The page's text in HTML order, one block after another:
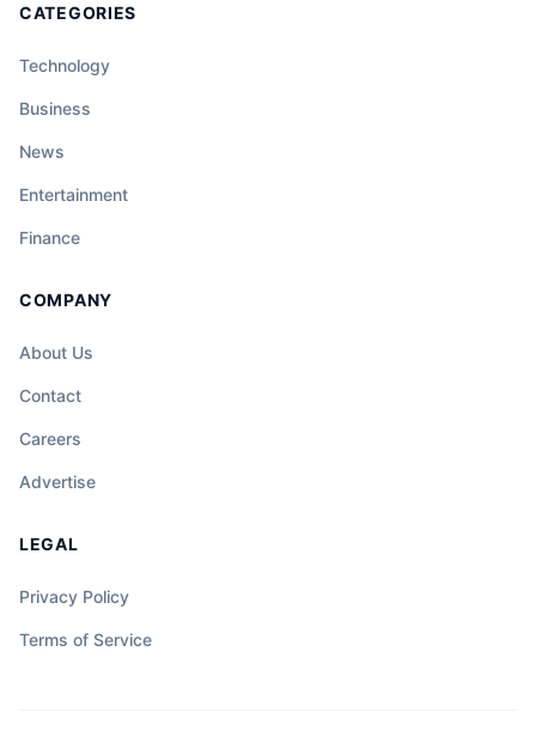
CATEGORIES
Technology
Business
News
Entertainment
Finance
COMPANY
About Us
Contact
Careers
Advertise
LEGAL
Privacy Policy
Terms of Service